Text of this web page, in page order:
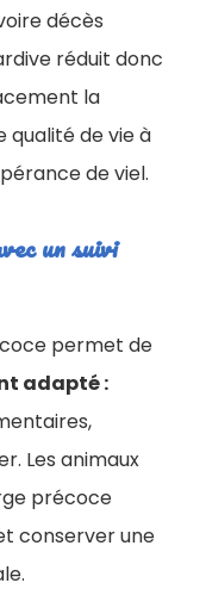
décès
réduit donc
la
qualité de vie à
de viel.
un suivi
permet de
adapté :
Les animaux
précoce
conserver une